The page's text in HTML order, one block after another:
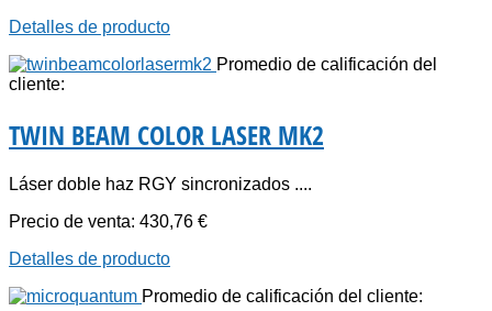
Detalles de producto
Promedio de calificación del
cliente:
TWIN BEAM COLOR LASER MK2
Láser doble haz RGY sincronizados ....
Precio de venta: 430,76 €
Detalles de producto
Promedio de calificación del cliente: